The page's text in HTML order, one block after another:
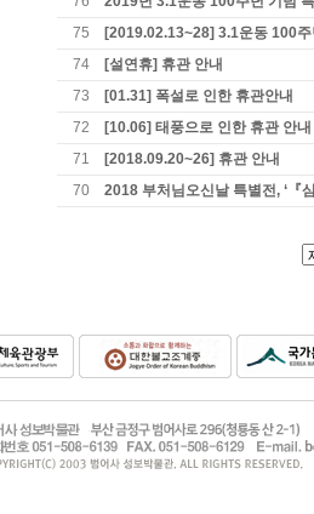
75
[2019.02.13~28] 3.1운동 100
74
[설연휴] 휴관 안내
73
[01.31] 폭설로 인한 휴관안내
72
[10.06] 태풍으로 인한 휴관 안내
71
[2018.09.20~26] 휴관 안내
70
2018 부처님오신날 특별전, ‘『